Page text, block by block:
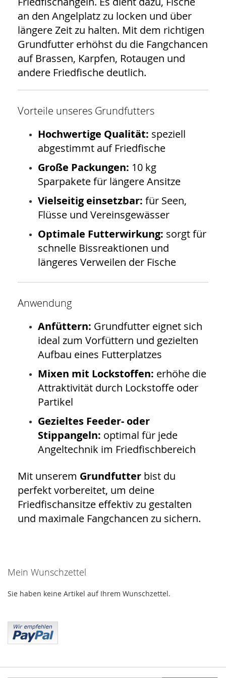
an den Angelplatz zu locken und über
längere Zeit zu halten. Mit dem richtigen
Grundfutter erhöhst du die Fangchancen
auf Brassen, Karpfen, Rotaugen und
andere Friedfische deutlich.
Vorteile unseres Grundfutters
Hochwertige Qualität: speziell
abgestimmt auf Friedfische
Große Packungen: 10 kg
Sparpakete für längere Ansitze
Vielseitig einsetzbar: für Seen,
Flüsse und Vereinsgewässer
Optimale Futterwirkung: sorgt für
schnelle Bissreaktionen und
längeres Verweilen der Fische
Anwendung
Anfüttern: Grundfutter eignet sich
ideal zum Vorfüttern und gezielten
Aufbau eines Futterplatzes
Mixen mit Lockstoffen: erhöhe die
Attraktivität durch Lockstoffe oder
Partikel
Gezieltes Feeder- oder
Stippangeln: optimal für jede
Angeltechnik im Friedfischbereich
Mit unserem Grundfutter bist du
perfekt vorbereitet, um deine
Friedfischansitze effektiv zu gestalten
und maximale Fangchancen zu sichern.
Mein Wunschzettel
Sie haben keine Artikel auf Ihrem Wunschzettel.